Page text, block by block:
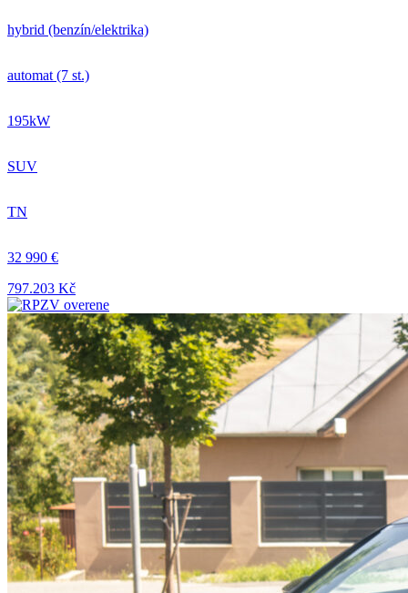
hybrid (benzín/elektrika)
automat (7 st.)
195kW
SUV
TN
32 990 €
797.203 Kč